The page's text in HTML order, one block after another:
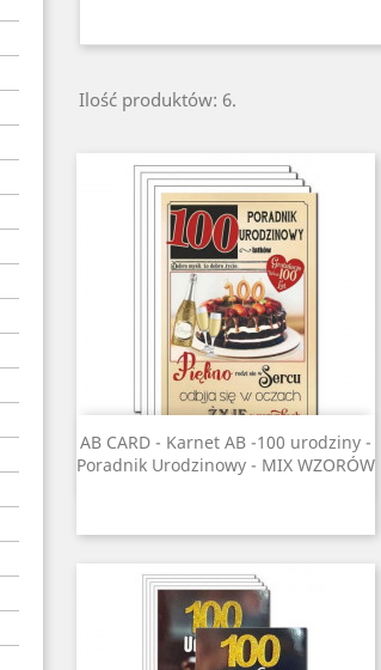
Ilość produktów: 6.
AB CARD - Karnet AB -100 urodziny -
Poradnik Urodzinowy - MIX WZORÓW
Szybki podgląd